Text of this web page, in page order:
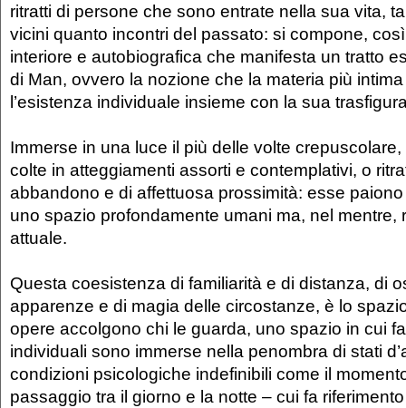
ritratti di persone che sono entrate nella sua vita,
vicini quanto incontri del passato: si compone,
interiore e autobiografica che manifesta un tratto
di Man, ovvero la nozione che la materia più intima
l’esistenza individuale insieme con la sua
Immerse in una luce il più delle volte
colte in atteggiamenti assorti e contemplativi, o
abbandono e di affettuosa prossimità: esse
uno spazio profondamente umani ma, nel mentre,
attuale.
Questa coesistenza di familiarità e di distanza, di
apparenze e di magia delle circostanze, è lo
opere accolgono chi le guarda, uno spazio in cui
individuali sono immerse nella penombra di stati
condizioni psicologiche indefinibili come il
passaggio tra il giorno e la notte – cui fa